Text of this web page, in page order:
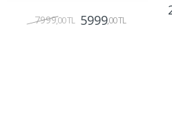
7999,00 TL 5999,00 TL